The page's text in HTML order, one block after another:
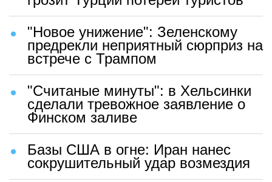
"Новое унижение": Зеленскому
предрекли неприятный сюрприз на
встрече с Трампом
"Считаные минуты": в Хельсинки
сделали тревожное заявление о
Финском заливе
Базы США в огне: Иран нанес
сокрушительный удар возмездия